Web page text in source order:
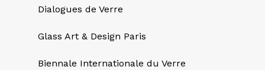
Dialogues de Verre
Glass Art & Design Paris
Biennale Internationale du Verre